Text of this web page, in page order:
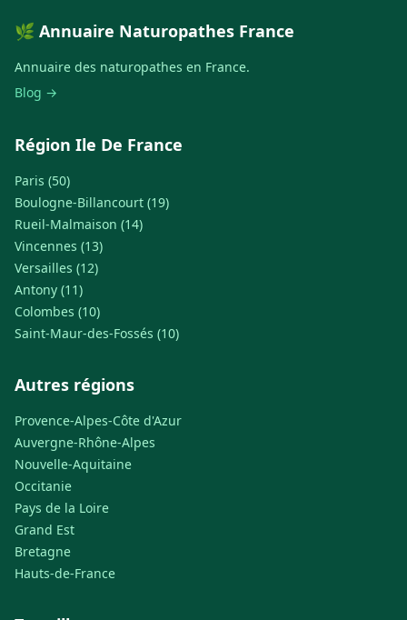
🌿 Annuaire Naturopathes France
Annuaire des naturopathes en France.
Blog →
Région Ile De France
Paris (50)
Boulogne-Billancourt (19)
Rueil-Malmaison (14)
Vincennes (13)
Versailles (12)
Antony (11)
Colombes (10)
Saint-Maur-des-Fossés (10)
Autres régions
Provence-Alpes-Côte d'Azur
Auvergne-Rhône-Alpes
Nouvelle-Aquitaine
Occitanie
Pays de la Loire
Grand Est
Bretagne
Hauts-de-France